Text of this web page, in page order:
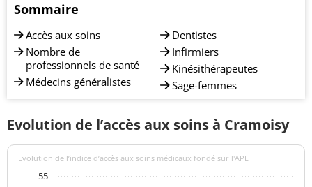
Sommaire
Accès aux soins
Nombre de
professionnels de santé
Médecins généralistes
Dentistes
Infirmiers
Kinésithérapeutes
Sage-femmes
Evolution de l’accès aux soins à Cramoisy
Evolution de l’indice d’accès aux soins médicaux fondé sur l'APL
55